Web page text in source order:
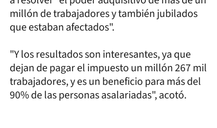
millón de trabajadores y también jubilados
que estaban afectados".
"Y los resultados son interesantes, ya que
dejan de pagar el impuesto un millón 267 mil
trabajadores, y es un beneficio para más del
90% de las personas asalariadas", acotó.